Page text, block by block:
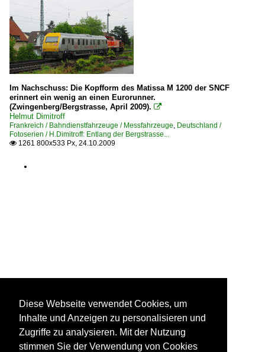
Im Nachschuss: Die Kopfform des Matissa M 1200 der SNCF
erinnert ein wenig an einen Eurorunner.
(Zwingenberg/Bergstrasse, April 2009). 
Helmut Dimitroff
Frankreich / Bahndienstfahrzeuge / Messfahrzeuge, Deutschland /
Fotoserien / H.Dimitroff: Entlang der Bergstrasse...
 1261 800x533 Px, 24.10.2009
Diese Webseite verwendet Cookies, um
Inhalte und Anzeigen zu personalisieren und
Zugriffe zu analysieren. Mit der Nutzung
stimmen Sie der Verwendung von Cookies